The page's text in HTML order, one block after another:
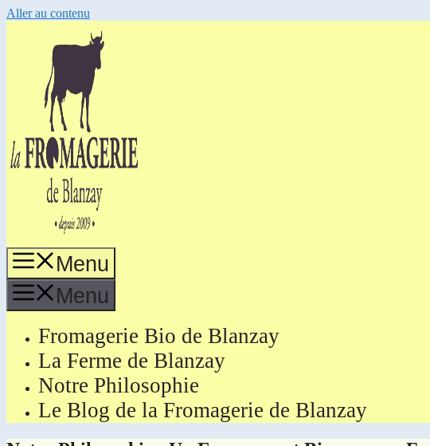
Aller au contenu
Menu
Menu
Fromagerie Bio de Blanzay
La Ferme de Blanzay
Notre Philosophie
Le Blog de la Fromagerie de Blanzay